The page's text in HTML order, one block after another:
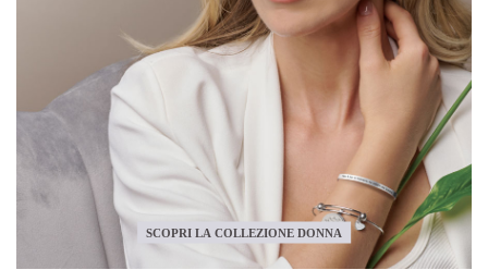
SCOPRI LA COLLEZIONE DONNA